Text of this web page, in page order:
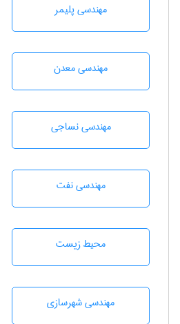
مهندسی پليمر
مهندسی معدن
مهندسي نساجی
مهندسی نفت
محيط زيست
مهندسی شهرسازی